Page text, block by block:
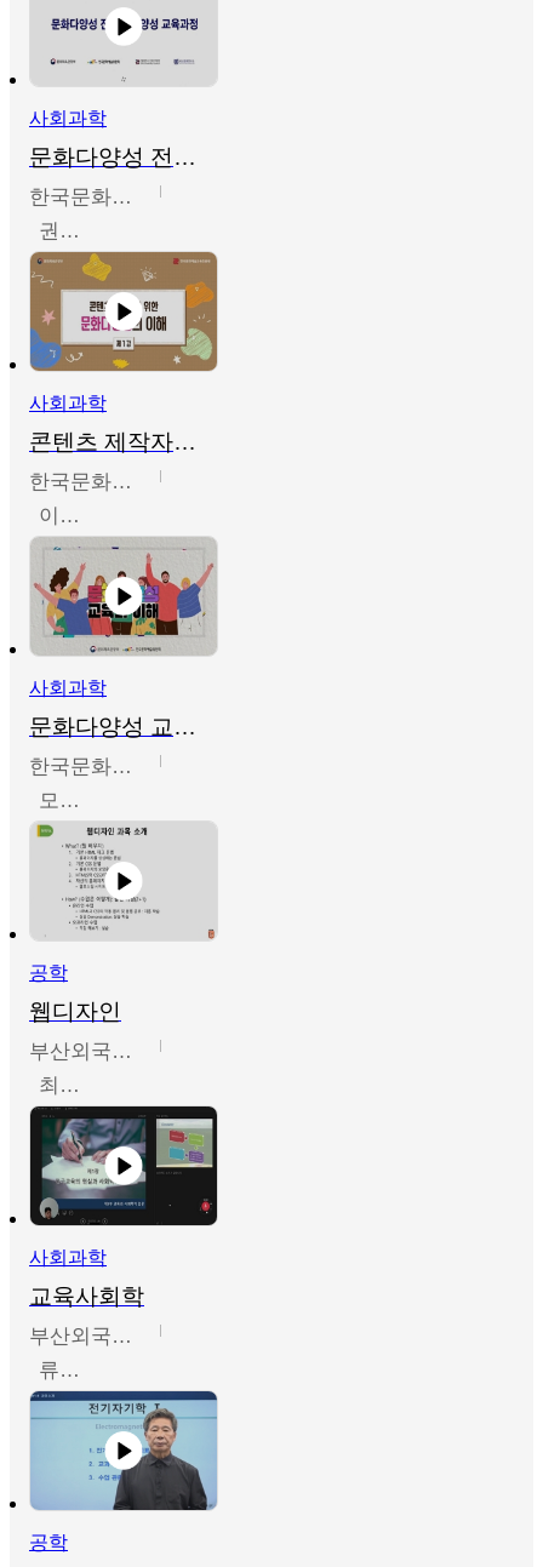
사회과학
문화다양성 전문인력 양성 기본과정 - 문화다양성의 이해
한국문화예술교육진흥원
권숙인 외 8명
사회과학
콘텐츠 제작자를 위한 문화다양성의 이해
한국문화예술교육진흥원
이성민
사회과학
문화다양성 교육의 이해
한국문화예술교육진흥원
모경환,성상환,정문성
공학
웹디자인
부산외국어대학교
최진오
사회과학
교육사회학
부산외국어대학교
류영철
공학